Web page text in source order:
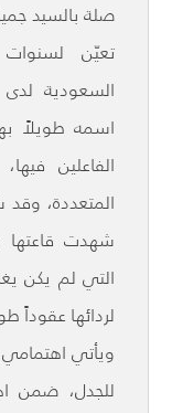
صلة بالسيد
تعيّن لسنوات
السعودية لدى
اسمه طويلاً
الفاعلين
المتعددة، وقد
شهدت قاعتها
التي لم يكن
لردائها عقوداً
ويأتي اهتمامي
للجدل، ضمن